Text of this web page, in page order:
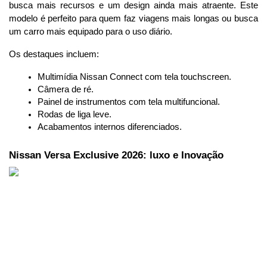
busca mais recursos e um design ainda mais atraente. Este
modelo é perfeito para quem faz viagens mais longas ou busca
um carro mais equipado para o uso diário.
Os destaques incluem:
Multimídia Nissan Connect com tela touchscreen.
Câmera de ré.
Painel de instrumentos com tela multifuncional.
Rodas de liga leve.
Acabamentos internos diferenciados.
Nissan Versa Exclusive 2026: luxo e Inovação